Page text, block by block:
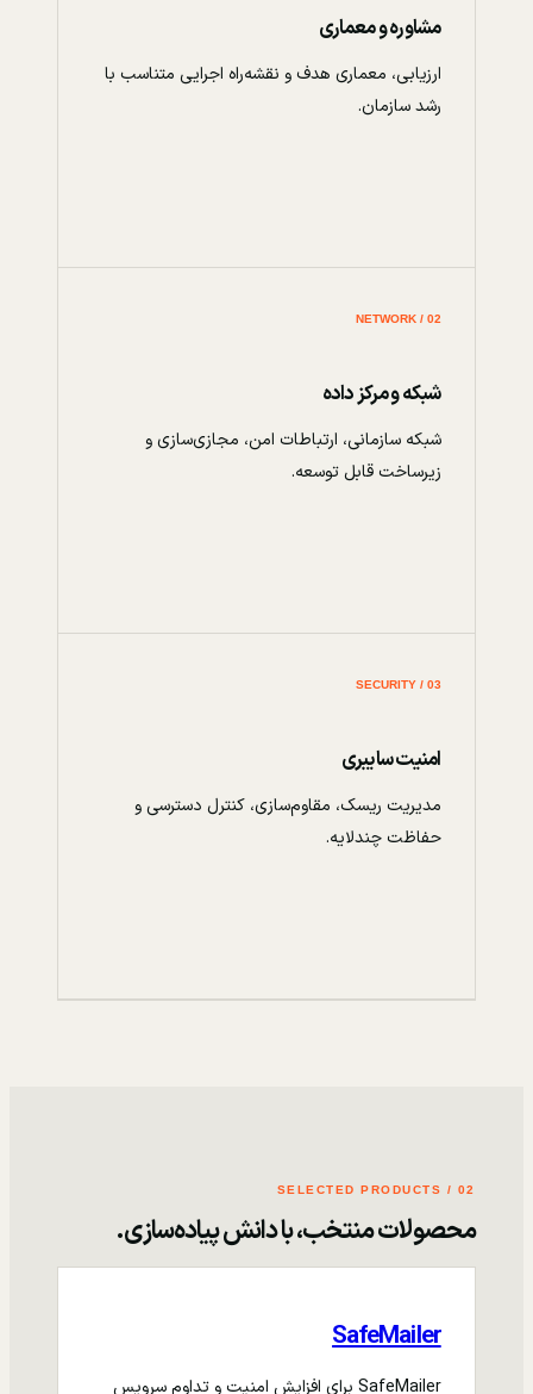
مشاوره و معماری
ارزیابی، معماری هدف و نقشه‌راه اجرایی متناسب با
رشد سازمان.
02 / NETWORK
شبکه و مرکز داده
شبکه سازمانی، ارتباطات امن، مجازی‌سازی و
زیرساخت قابل توسعه.
03 / SECURITY
امنیت سایبری
مدیریت ریسک، مقاوم‌سازی، کنترل دسترسی و
حفاظت چندلایه.
02 / SELECTED PRODUCTS
محصولات منتخب، با دانش پیاده‌سازی.
SafeMailer
SafeMailer برای افزایش امنیت و تداوم سرویس